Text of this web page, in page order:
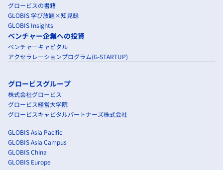
グロービスの書籍
GLOBIS 学び放題×知見録
GLOBIS Insights
ベンチャー企業への投資
ベンチャーキャピタル
アクセラレーションプログラム(G-STARTUP)
グロービスグループ
株式会社グロービス
グロービス経営大学院
グロービスキャピタルパートナーズ株式会社
GLOBIS Asia Pacific
GLOBIS Asia Campus
GLOBIS China
GLOBIS Europe